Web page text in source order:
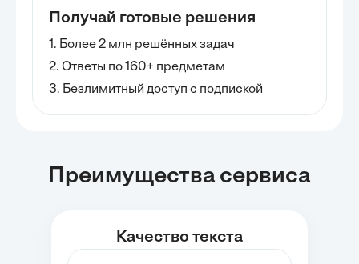
Получай готовые решения
1. Более 2 млн решённых задач
2. Ответы по 160+ предметам
3. Безлимитный доступ с подпиской
Преимущества сервиса
Качество текста